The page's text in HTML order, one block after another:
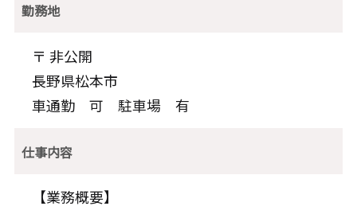
勤務地
〒 非公開
長野県松本市
車通勤 可 駐車場 有
仕事内容
【業務概要】